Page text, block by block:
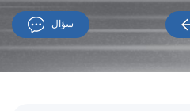
سؤال